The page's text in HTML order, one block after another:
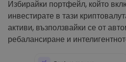
Избирайки портфейл, който
инвестирате в тази
активи, възползвайки се от
ребалансиране и